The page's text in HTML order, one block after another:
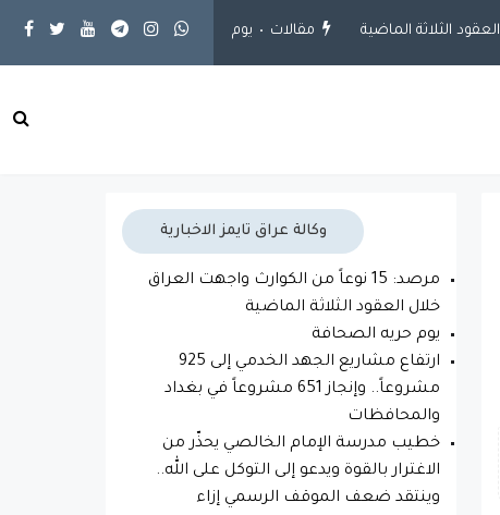
مقالات يوم حريه الصحافة محلية ارتفاع مشاريع الجهد الخدمي إلى 925
وكالة عراق تايمز الاخبارية
مرصد: 15 نوعاً من الكوارث واجهت العراق
خلال العقود الثلاثة الماضية
يوم حريه الصحافة
ارتفاع مشاريع الجهد الخدمي إلى 925
مشروعاً.. وإنجاز 651 مشروعاً في بغداد
والمحافظات
خطيب مدرسة الإمام الخالصي يحذّر من
الاغترار بالقوة ويدعو إلى التوكل على الله..
وينتقد ضعف الموقف الرسمي إزاء